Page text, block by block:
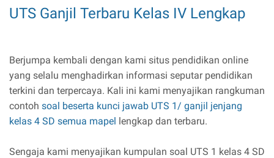
UTS Ganjil Terbaru Kelas IV Lengkap
Berjumpa kembali dengan kami situs pendidikan online
yang selalu menghadirkan informasi seputar pendidikan
terkini dan terpercaya. Kali ini kami menyajikan rangkuman
contoh soal beserta kunci jawab UTS 1/ ganjil jenjang
kelas 4 SD semua mapel lengkap dan terbaru.
Sengaja kami menyajikan kumpulan soal UTS 1 kelas 4 SD